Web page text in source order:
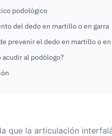
podológico
del dedo en martillo o en garra
prevenir el dedo en martillo o en
acudir al podólogo?
que la articulación